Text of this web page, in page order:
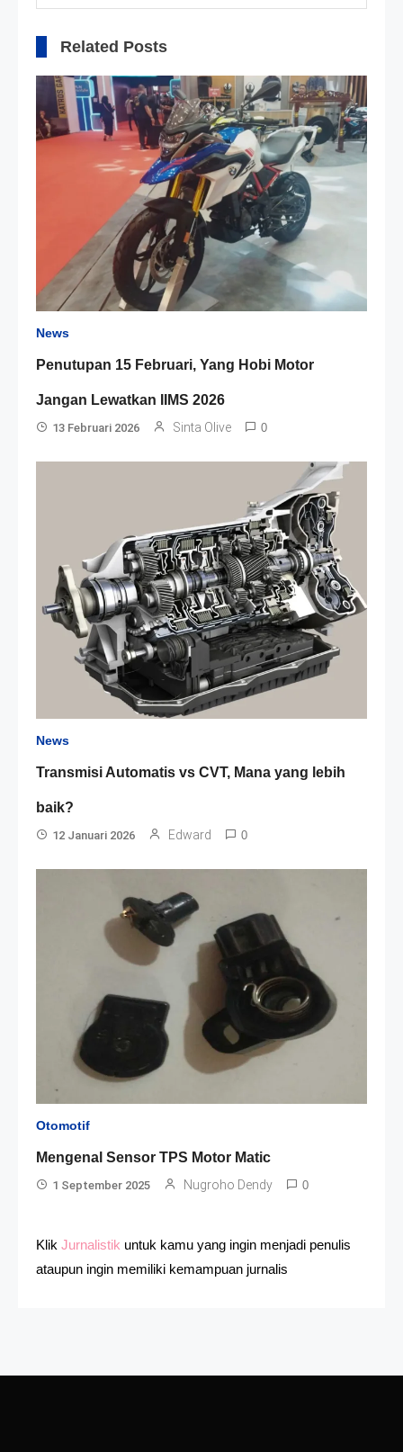
Related Posts
News
Penutupan 15 Februari, Yang Hobi Motor
Jangan Lewatkan IIMS 2026
13 Februari 2026 Sinta Olive 0
News
Transmisi Automatis vs CVT, Mana yang lebih
baik?
12 Januari 2026 Edward 0
Otomotif
Mengenal Sensor TPS Motor Matic
1 September 2025 Nugroho Dendy 0
Klik Jurnalistik untuk kamu yang ingin menjadi penulis
ataupun ingin memiliki kemampuan jurnalis